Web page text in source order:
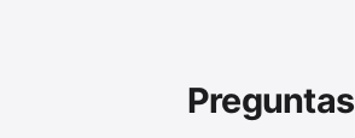
Preguntas